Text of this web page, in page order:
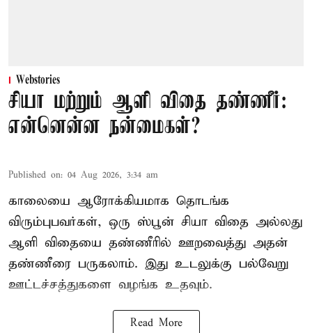
Webstories
சியா மற்றும் ஆளி விதை தண்ணீர்:
என்னென்ன நன்மைகள்?
Published on: 04 Aug 2026, 3:34 am
காலையை ஆரோக்கியமாக தொடங்க
விரும்புபவர்கள், ஒரு ஸ்பூன் சியா விதை அல்லது
ஆளி விதையை தண்ணீரில் ஊறவைத்து அதன்
தண்ணீரை பருகலாம். இது உடலுக்கு பல்வேறு
ஊட்டச்சத்துகளை வழங்க உதவும்.
Read More